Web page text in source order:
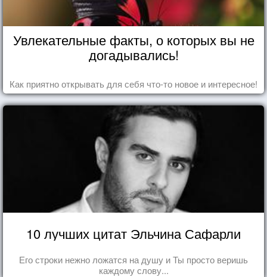
Увлекательные факты, о которых вы не
догадывались!
Как приятно открывать для себя что-то новое и интересное!
10 лучших цитат Эльчина Сафарли
Его строки нежно ложатся на душу и Ты просто веришь
каждому слову...